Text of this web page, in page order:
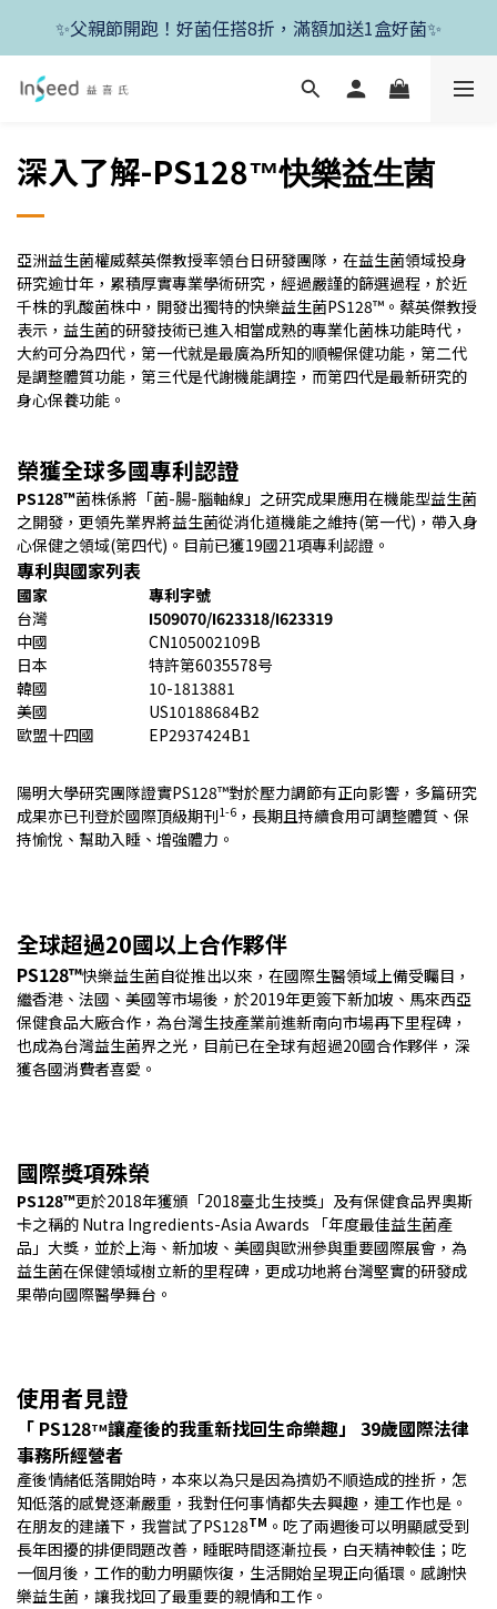
✨新朋友首單現折400+送1盒益生菌，滿額再享免運✨
✨父親節開跑！好菌任搭8折，滿額加送1盒好菌✨
✨新朋友首單現折400+送1盒益生菌，滿額再享免運✨
深入了解-PS128™快樂益生菌
亞洲益生菌權威蔡英傑教授率領台日研發團隊，在益生菌領域投身
研究逾廿年，累積厚實專業學術研究，經過嚴謹的篩選過程，於近
千株的乳酸菌株中，開發出獨特的快樂益生菌PS128™。蔡英傑教授
表示，益生菌的研發技術已進入相當成熟的專業化菌株功能時代，
大約可分為四代，第一代就是最廣為所知的順暢保健功能，第二代
是調整體質功能，第三代是代謝機能調控，而第四代是最新研究的
身心保養功能。
榮獲全球多國專利認證
PS128™菌株係將「菌-腸-腦軸線」之研究成果應用在機能型益生菌
之開發，更領先業界將益生菌從消化道機能之維持(第一代)，帶入身
心保健之領域(第四代)。目前已獲19國21項專利認證。
專利與國家列表
國家
專利字號
台灣
I509070/I623318/I623319
中國
CN105002109B
日本
特許第6035578号
韓國
10-1813881
美國
US10188684B2
歐盟十四國
EP2937424B1
陽明大學研究團隊證實PS128™對於壓力調節有正向影響，多篇研究
成果亦已刊登於國際頂級期刊1-6 ，長期且持續食用可調整體質、保
持愉悅、幫助入睡、增強體力。
全球超過20國以上合作夥伴
PS128™快樂益生菌自從推出以來，在國際生醫領域上備受矚目，
繼香港、法國、美國等市場後，於2019年更簽下新加坡、馬來西亞
保健食品大廠合作，為台灣生技產業前進新南向市場再下里程碑，
也成為台灣益生菌界之光，目前已在全球有超過20國合作夥伴，深
獲各國消費者喜愛。
國際獎項殊榮
PS128™更於2018年獲頒「2018臺北生技獎」及有保健食品界奧斯
卡之稱的 Nutra Ingredients-Asia Awards 「年度最佳益生菌產
品」大獎，並於上海、新加坡、美國與歐洲參與重要國際展會，為
益生菌在保健領域樹立新的里程碑，更成功地將台灣堅實的研發成
果帶向國際醫學舞台。
使用者見證
「 PS128TM讓產後的我重新找回生命樂趣」 39歲國際法律
事務所經營者
產後情緒低落開始時，本來以為只是因為擠奶不順造成的挫折，怎
知低落的感覺逐漸嚴重，我對任何事情都失去興趣，連工作也是。
在朋友的建議下，我嘗試了PS128TM 。吃了兩週後可以明顯感受到
長年困擾的排便問題改善，睡眠時間逐漸拉長，白天精神較佳；吃
一個月後，工作的動力明顯恢復，生活開始呈現正向循環。感謝快
樂益生菌，讓我找回了最重要的親情和工作。